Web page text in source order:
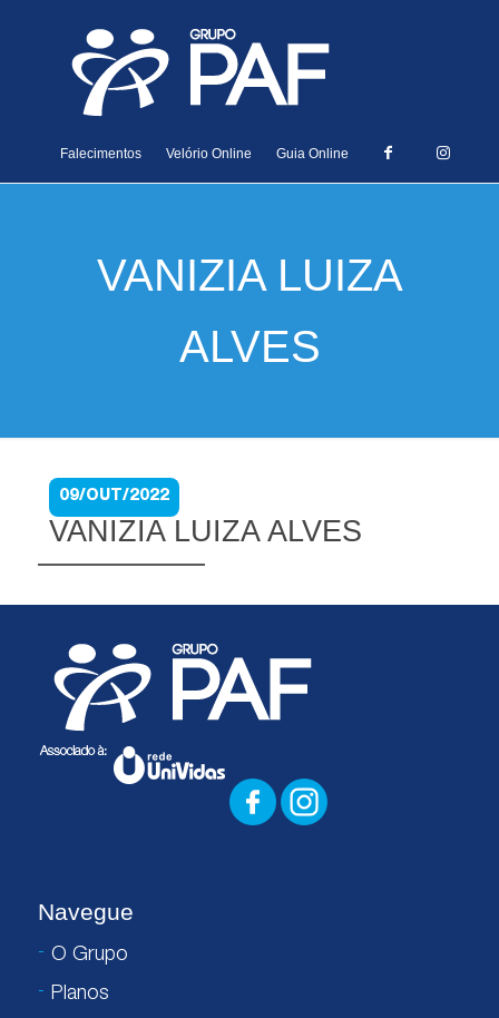
Falecimentos Velório Online Guia Online
VANIZIA LUIZA
ALVES
09/OUT/2022
VANIZIA LUIZA ALVES
Navegue
O Grupo
Planos